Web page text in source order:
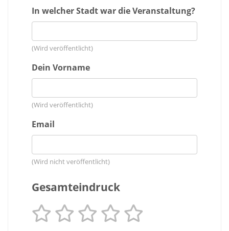
In welcher Stadt war die Veranstaltung?
(Wird veröffentlicht)
Dein Vorname
(Wird veröffentlicht)
Email
(Wird nicht veröffentlicht)
Gesamteindruck